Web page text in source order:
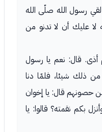
رسول الله صلّى الله
لا عليك أن لا تدنو من
قال: نعم يا رسول
من ذلك شيئا، فلمّا دنا
حصونهم قال: يا إخوان
بكم نقمته؟ قالوا: يا